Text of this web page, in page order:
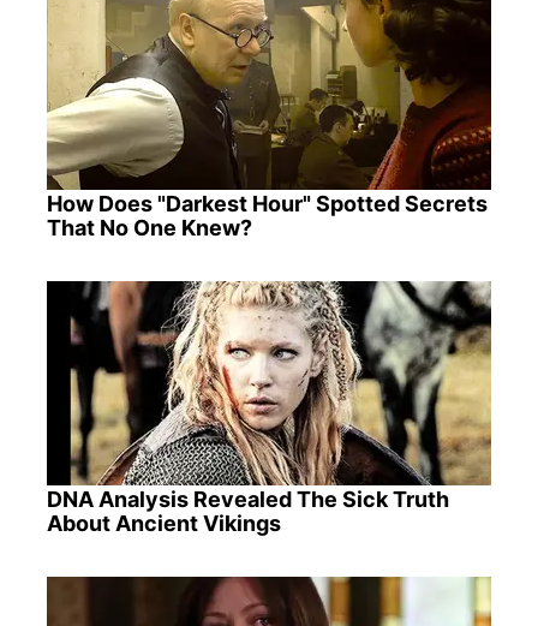
How Does "Darkest Hour" Spotted Secrets
That No One Knew?
DNA Analysis Revealed The Sick Truth
About Ancient Vikings